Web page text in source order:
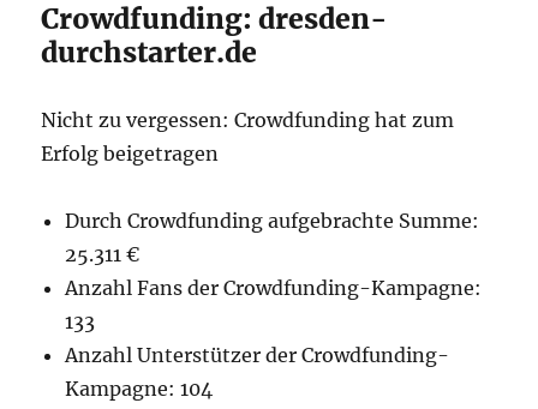
Crowdfunding: dresden-
durchstarter.de
Nicht zu vergessen: Crowdfunding hat zum
Erfolg beigetragen
Durch Crowdfunding aufgebrachte Summe:
25.311 €
Anzahl Fans der Crowdfunding-Kampagne:
133
Anzahl Unterstützer der Crowdfunding-
Kampagne: 104